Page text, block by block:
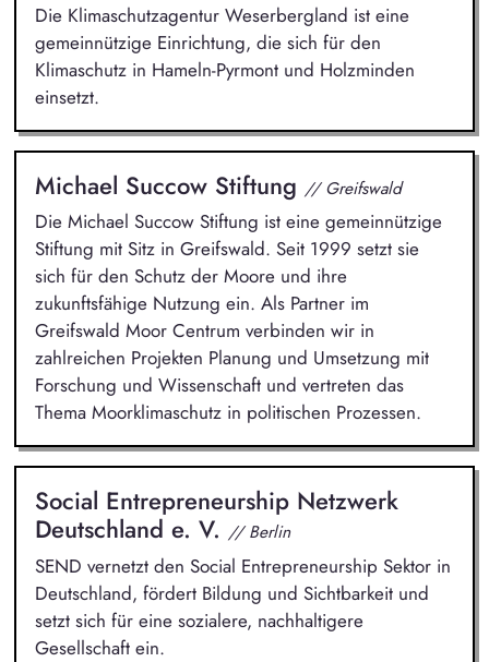
Die Klimaschutzagentur Weserbergland ist eine
gemeinnützige Einrichtung, die sich für den
Klimaschutz in Hameln-Pyrmont und Holzminden
einsetzt.
Michael Succow Stiftung // Greifswald
Die Michael Succow Stiftung ist eine gemeinnützige
Stiftung mit Sitz in Greifswald. Seit 1999 setzt sie
sich für den Schutz der Moore und ihre
zukunftsfähige Nutzung ein. Als Partner im
Greifswald Moor Centrum verbinden wir in
zahlreichen Projekten Planung und Umsetzung mit
Forschung und Wissenschaft und vertreten das
Thema Moorklimaschutz in politischen Prozessen.
Social Entrepreneurship Netzwerk
Deutschland e. V. // Berlin
SEND vernetzt den Social Entrepreneurship Sektor in
Deutschland, fördert Bildung und Sichtbarkeit und
setzt sich für eine sozialere, nachhaltigere
Gesellschaft ein.